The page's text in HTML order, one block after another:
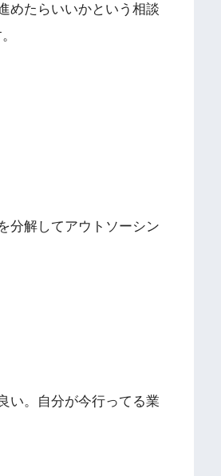
めたらいいかという相談
分解してアウトソーシン
い。自分が今行ってる業